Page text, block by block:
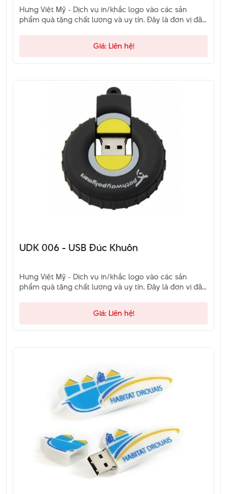
Hưng Việt Mỹ - Dịch vụ in/khắc logo vào các sản
phẩm quà tặng chất lượng và uy tín. Đây là đơn vị đã
Giá: Liên hệ!
UDK 006 - USB Đúc Khuôn
Hưng Việt Mỹ - Dịch vụ in/khắc logo vào các sản
phẩm quà tặng chất lượng và uy tín. Đây là đơn vị đã
Giá: Liên hệ!